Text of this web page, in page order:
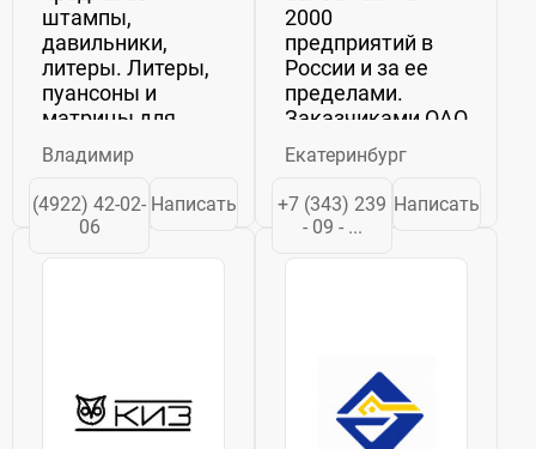
штампы,
давильники,
литеры. Литеры,
пуансоны и
матрицы для
фармацевтических,
пищевых и
парфюмерно-
косметических
Малогабаритные
ударные
инструменты...
Владимир
(4922) 42-02-
06
Написать
2000
предприятий в
России и за ее
пределами.
Заказчиками ОАО
«СИЗ»
исторически
являются
практически все
машиностроительные
республик СССР,
в том ...
Екатеринбург
+7 (343) 239
- 09 - ...
Написать